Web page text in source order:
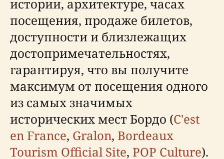
истории, архитектуре, часах
посещения, продаже билетов,
доступности и близлежащих
достопримечательностях,
гарантируя, что вы получите
максимум от посещения одного
из самых значимых
исторических мест Бордо (C'est
en France, Gralon, Bordeaux
Tourism Official Site, POP Culture).